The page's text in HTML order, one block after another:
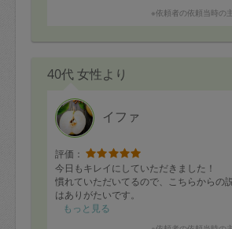
※依頼者の依頼当時の
40代 女性より
イファ
評価：
今日もキレイにしていただきました！
慣れていただいてるので、こちらからの
はありがたいです。
もっと見る